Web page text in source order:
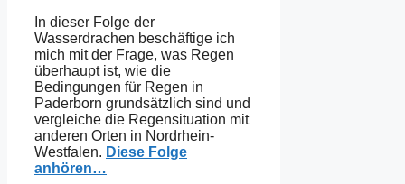
In dieser Folge der
Wasserdrachen beschäftige ich
mich mit der Frage, was Regen
überhaupt ist, wie die
Bedingungen für Regen in
Paderborn grundsätzlich sind und
vergleiche die Regensituation mit
anderen Orten in Nordrhein-
Westfalen. Diese Folge
anhören…